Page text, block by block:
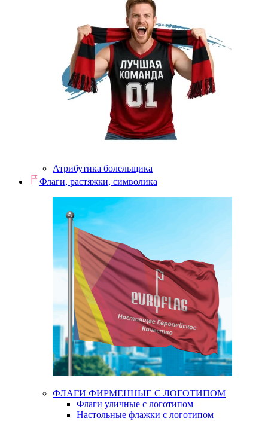
Атрибутика болельщика
Флаги, растяжки, символика
ФЛАГИ ФИРМЕННЫЕ С ЛОГОТИПОМ
Флаги уличные с логотипом
Настольные флажки с логотипом